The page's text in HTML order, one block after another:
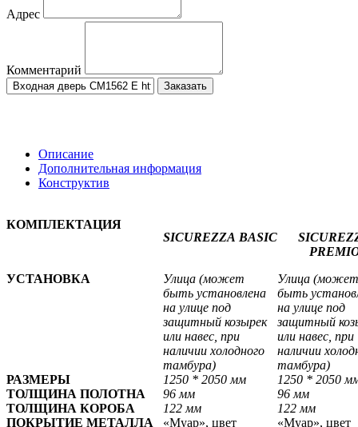
Адрес
Комментарий
Заказать
Описание
Дополнительная информация
Конструктив
КОМПЛЕКТАЦИЯ
SICUREZZA BASIC
УСТАНОВКА
Улица (может
быть установлена
на улице под
защитный козырек
или навес, при
наличии холодного
тамбура)
Улица (может
быть
на улице под
защитный
или навес, при
наличии
тамбура)
РАЗМЕРЫ
1250 * 2050 мм
1250 * 2050
ТОЛЩИНА ПОЛОТНА
96 мм
96 мм
ТОЛЩИНА КОРОБА
122 мм
122 мм
ПОКРЫТИЕ МЕТАЛЛА
«Муар», цвет «Муар», цвет